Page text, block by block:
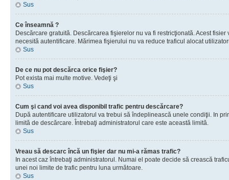
Sus
Ce înseamnă ?
Descărcare gratuită. Descărcarea fişierelor nu va fi restricţionată. Acest
necesită autentificare. Mărimea fişierului nu va reduce traficul alocat
Sus
De ce nu pot descărca orice fişier?
Pot exista mai multe motive. Vedeţi şi
Sus
Cum şi cand voi avea disponibil trafic pentru descărcare?
După autentificare utilizatorul va trebui să îndeplinească unele condiţii. In
limită de descărcare. Întrebaţi administratorul care este această limită.
Sus
Vreau să descarc încă un fişier dar nu mi-a rămas trafic?
In acest caz întrebaţi administratorul. Numai el poate decide să crească
unei noi limite de trafic pentru luna următoare.
Sus